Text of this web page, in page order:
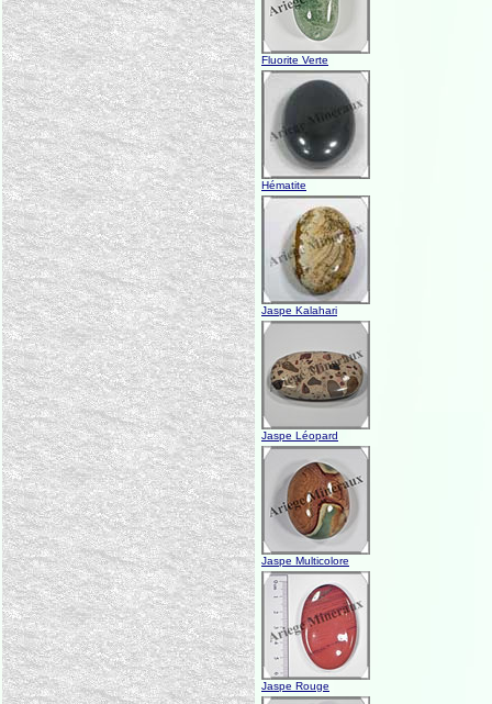
Fluorite Verte
Hématite
Jaspe Kalahari
Jaspe Léopard
Jaspe Multicolore
Jaspe Rouge